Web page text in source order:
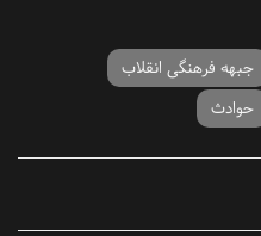
جبهه فرهنگی انقلاب
حوادث